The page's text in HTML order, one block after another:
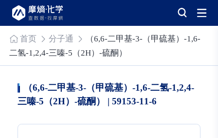
首页 分子通
（6,6-二甲基-3-（甲硫基）-1,6-
二氢-1,2,4-三嗪-5（2H）-硫酮）
（6,6-二甲基-3-（甲硫基）-1,6-二氢-1,2,4-
三嗪-5（2H）-硫酮） | 59153-11-6